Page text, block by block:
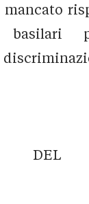
basilari
DEL